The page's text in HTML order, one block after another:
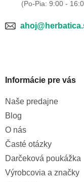
Informácie pre vás
Naše predajne
Blog
O nás
Časté otázky
Darčeková poukážka
Výrobcovia a značky